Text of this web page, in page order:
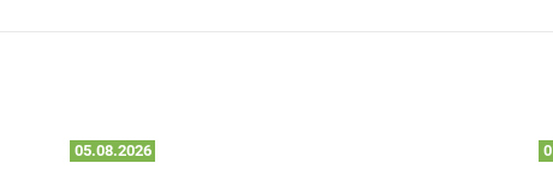
05.08.2026